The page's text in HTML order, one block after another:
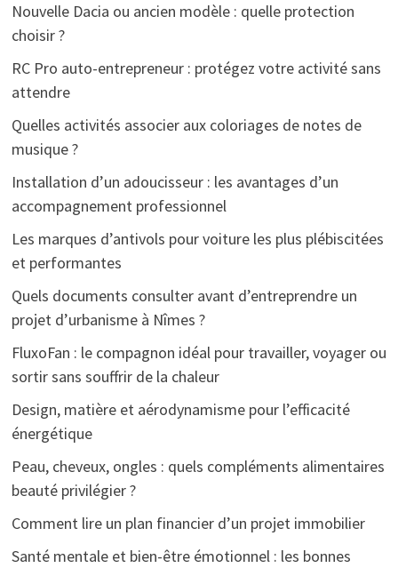
Nouvelle Dacia ou ancien modèle : quelle protection
choisir ?
RC Pro auto-entrepreneur : protégez votre activité sans
attendre
Quelles activités associer aux coloriages de notes de
musique ?
Installation d’un adoucisseur : les avantages d’un
accompagnement professionnel
Les marques d’antivols pour voiture les plus plébiscitées
et performantes
Quels documents consulter avant d’entreprendre un
projet d’urbanisme à Nîmes ?
FluxoFan : le compagnon idéal pour travailler, voyager ou
sortir sans souffrir de la chaleur
Design, matière et aérodynamisme pour l’efficacité
énergétique
Peau, cheveux, ongles : quels compléments alimentaires
beauté privilégier ?
Comment lire un plan financier d’un projet immobilier
Santé mentale et bien-être émotionnel : les bonnes